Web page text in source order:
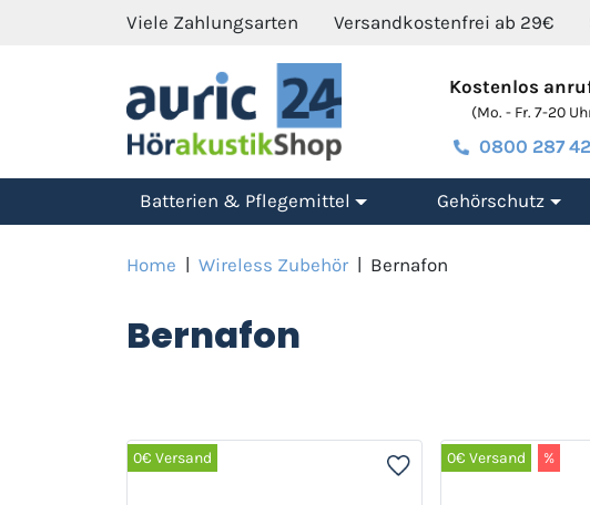
Viele Zahlungsarten Versandkostenfrei ab 29€
Kostenlos
(Mo. - Fr. 7-20
0800 287
Batterien & Pflegemittel Gehörschutz
Home | Wireless Zubehör | Bernafon
Bernafon
0€ Versand 0€ Versand %